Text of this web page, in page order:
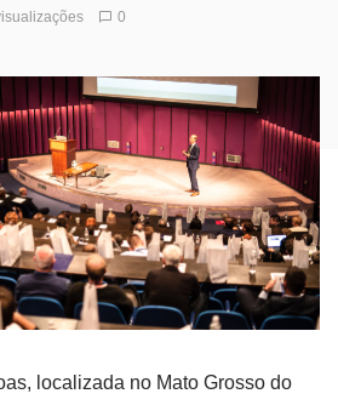
0
localizada no Mato Grosso do